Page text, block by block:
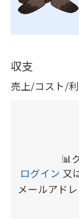
収支
売上/コスト/
📊
ログイン 又
メールアド